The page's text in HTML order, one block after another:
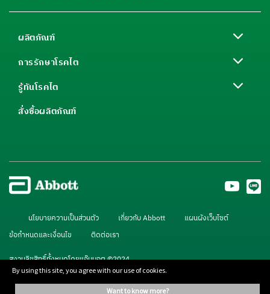
ผลิตภัณฑ์
การรักษาโรคไต
รู้ทันโรคไต
สั่งซื้อผลิตภัณฑ์
นโยบายความเป็นส่วนตัว เกี่ยวกับ Abbott
แผนผังเว็บไซต์
ข้อกำหนดและเงื่อนไข
ติดต่อเรา
สงวนลิขสิทธิ์ทั้งหมดโดยแอ๊บบอต ©2024
By using this site, you agree with our use of cookies.
want to know more?